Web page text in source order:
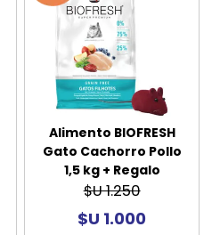
Alimento BIOFRESH
Gato Cachorro Pollo
1,5 kg + Regalo
$U 1.250
$U 1.000